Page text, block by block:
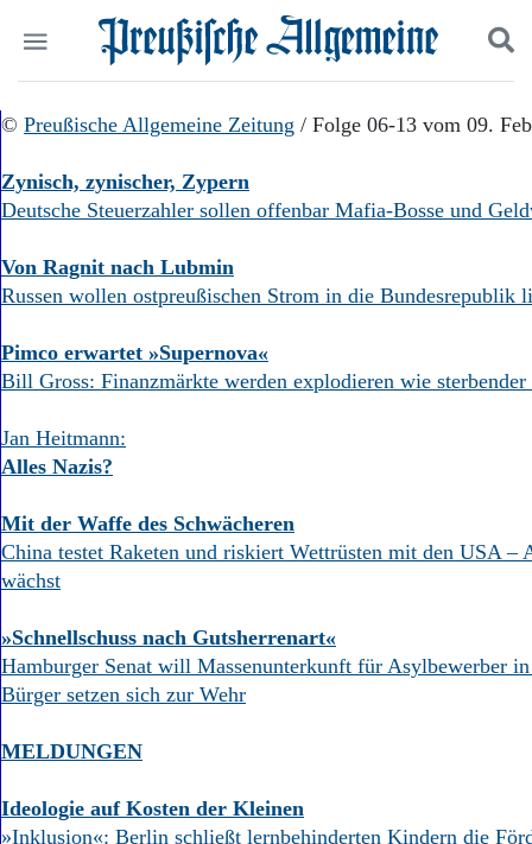
Aktuelle Ausgabe
Abonnenten-Login
Archiv
Mediadaten
Politik
Wirtschaft
Panorama
Geschichte
Ostpreußen
Berlin-Brandenburg
Schlesien
Kontakt
Suchen und finden
© Preußische Allgemeine Zeitung / Folge 06-13 vom 09.
Zynisch, zynischer, Zypern
Deutsche Steuerzahler sollen offenbar Mafia-Bosse und
Von Ragnit nach Lubmin
Russen wollen ostpreußischen Strom in die Bundesrepublik
Pimco erwartet »Supernova«
Bill Gross: Finanzmärkte werden explodieren wie sterbender
Jan Heitmann:
Alles Nazis?
Mit der Waffe des Schwächeren
China testet Raketen und riskiert Wettrüsten mit den USA –
wächst
»Schnellschuss nach Gutsherrenart«
Hamburger Senat will Massenunterkunft für Asylbewerber
Bürger setzen sich zur Wehr
MELDUNGEN
Ideologie auf Kosten der Kleinen
»Inklusion«: Berlin schließt lernbehinderten Kindern die